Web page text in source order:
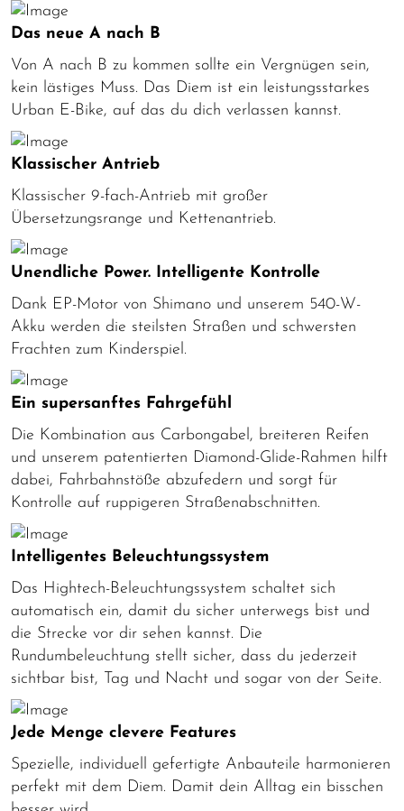
Das neue A nach B
Von A nach B zu kommen sollte ein Vergnügen sein,
kein lästiges Muss. Das Diem ist ein leistungsstarkes
Urban E-Bike, auf das du dich verlassen kannst.
Klassischer Antrieb
Klassischer 9-fach-Antrieb mit großer
Übersetzungsrange und Kettenantrieb.
Unendliche Power. Intelligente Kontrolle
Dank EP-Motor von Shimano und unserem 540-W-
Akku werden die steilsten Straßen und schwersten
Frachten zum Kinderspiel.
Ein supersanftes Fahrgefühl
Die Kombination aus Carbongabel, breiteren Reifen
und unserem patentierten Diamond-Glide-Rahmen hilft
dabei, Fahrbahnstöße abzufedern und sorgt für
Kontrolle auf ruppigeren Straßenabschnitten.
Intelligentes Beleuchtungssystem
Das Hightech-Beleuchtungssystem schaltet sich
automatisch ein, damit du sicher unterwegs bist und
die Strecke vor dir sehen kannst. Die
Rundumbeleuchtung stellt sicher, dass du jederzeit
sichtbar bist, Tag und Nacht und sogar von der Seite.
Jede Menge clevere Features
Spezielle, individuell gefertigte Anbauteile harmonieren
perfekt mit dem Diem. Damit dein Alltag ein bisschen